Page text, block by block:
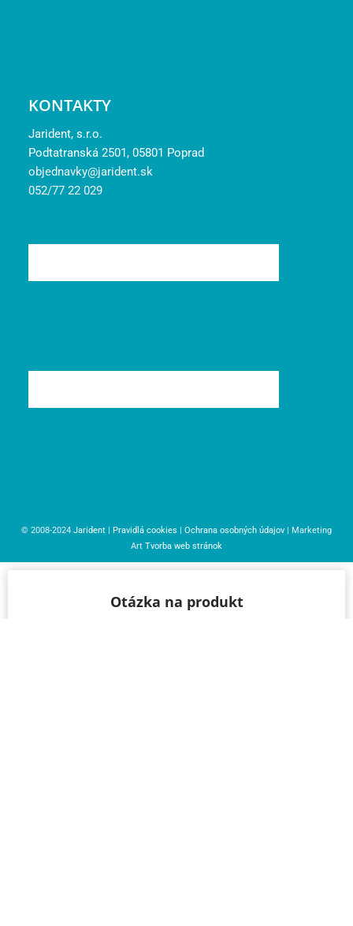
KONTAKTY
Jarident, s.r.o.
Podtatranská 2501, 05801 Poprad
objednavky@jarident.sk
052/77 22 029
© 2008-2024 Jarident | Pravidlá cookies | Ochrana osobných údajov | Marketing
Art Tvorba web stránok
Otázka na produkt